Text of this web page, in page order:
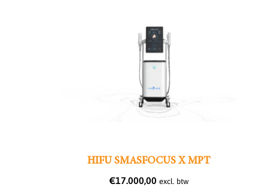
HIFU SMASFOCUS X MPT
€17.000,00 excl. btw